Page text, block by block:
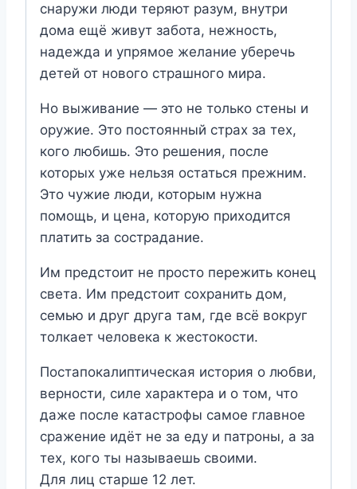
снаружи люди теряют разум, внутри
дома ещё живут забота, нежность,
надежда и упрямое желание уберечь
детей от нового страшного мира.
Но выживание — это не только стены и
оружие. Это постоянный страх за тех,
кого любишь. Это решения, после
которых уже нельзя остаться прежним.
Это чужие люди, которым нужна
помощь, и цена, которую приходится
платить за сострадание.
Им предстоит не просто пережить конец
света. Им предстоит сохранить дом,
семью и друг друга там, где всё вокруг
толкает человека к жестокости.
Постапокалиптическая история о любви,
верности, силе характера и о том, что
даже после катастрофы самое главное
сражение идёт не за еду и патроны, а за
тех, кого ты называешь своими.
Для лиц старше 12 лет.